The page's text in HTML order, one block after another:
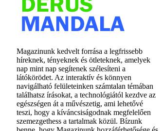
Magazinunk kedvelt forrása a legfrissebb
híreknek, tényeknek és ötleteknek, amelyek
nap mint nap segítenek szélesíteni a
látókörödet. Az interaktív és könnyen
navigálható felületeinken számtalan témában
találhatsz írásokat, a technológiától kezdve az
egészségen át a művészetig, ami lehetővé
teszi, hogy a kíváncsiságodnak megfelelően
szemezgethess a tartalmak közül. Bízunk